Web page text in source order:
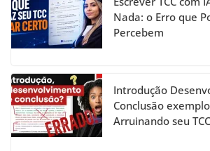
o
o
k
m n b
e
h
a
n
Nada: o Erro que
Percebem
Introdução
Conclusão
Arruinando seu TCC